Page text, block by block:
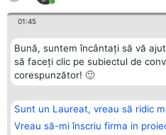
01:45
Bună, suntem încântați să vă
să faceți clic pe subiectul de
corespunzător! 🙂
Sunt un Laureat, vreau să ridic
Vreau să-mi înscriu firma in
Organizator Ranking
BRIGHT SOLUTIONS BR SRL
Aleea Timisul De Sus 2 Bl. A30
Sc. A Et. 4 Ap. 13 Cod 061952
București
tel: +40 770 990 492
Lista
Reguli
Politica